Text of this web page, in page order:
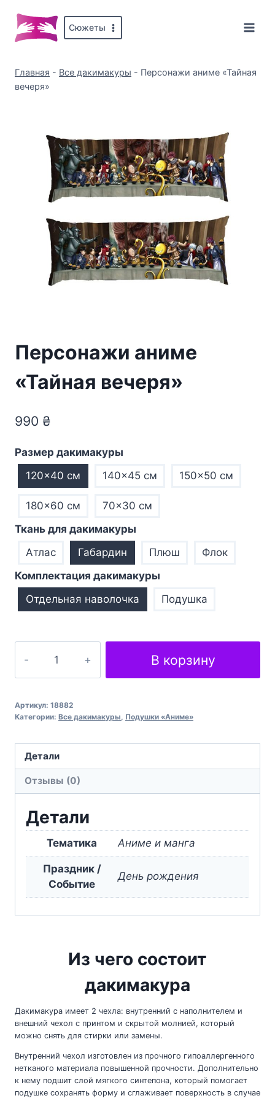
содержимому
Сюжеты
Главная - Все дакимакуры - Персонажи аниме «Тайная
вечеря»
Персонажи аниме
«Тайная вечеря»
990 ₴
Размер дакимакуры
120×40 см
140×45 см 150×50 см
180×60 см
70×30 см
Ткань для дакимакуры
Атлас
Габардин Плюш
Флок
Комплектация дакимакуры
Отдельная наволочка
Подушка
аніме
Таємна
В корзину
Артикул: 18882
Категории: Все дакимакуры, Подушки «Аниме»
Детали
Отзывы (0)
Детали
Тематика Аниме и манга
Праздник /
Событие
День рождения
Из чего состоит
дакимакура
Дакимакура имеет 2 чехла: внутренний с наполнителем и
внешний чехол с принтом и скрытой молнией, который
можно снять для стирки или замены.
Внутренний чехол изготовлен из прочного гипоаллергенного
нетканого материала повышенной прочности. Дополнительно
к нему подшит слой мягкого синтепона, который помогает
подушке сохранять форму и сглаживает поверхность в случае